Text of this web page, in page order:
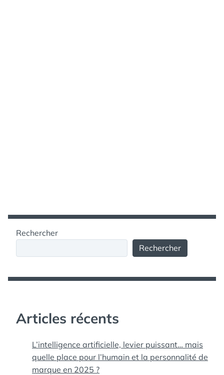
Rechercher
Rechercher
Articles récents
L’intelligence artificielle, levier puissant… mais
quelle place pour l’humain et la personnalité de
marque en 2025 ?